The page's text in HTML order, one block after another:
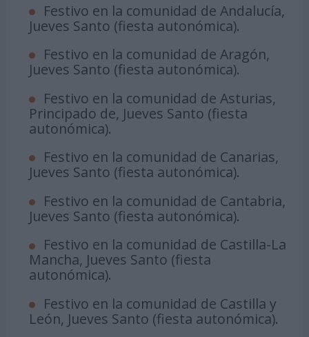
Festivo en la comunidad de Andalucía,
Jueves Santo (fiesta autonómica).
Festivo en la comunidad de Aragón,
Jueves Santo (fiesta autonómica).
Festivo en la comunidad de Asturias,
Principado de, Jueves Santo (fiesta
autonómica).
Festivo en la comunidad de Canarias,
Jueves Santo (fiesta autonómica).
Festivo en la comunidad de Cantabria,
Jueves Santo (fiesta autonómica).
Festivo en la comunidad de Castilla-La
Mancha, Jueves Santo (fiesta
autonómica).
Festivo en la comunidad de Castilla y
León, Jueves Santo (fiesta autonómica).